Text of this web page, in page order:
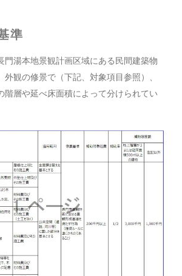
準
門湯本地景観計画区域にある民間建築物
外観の修景で（下記、対象項目参照）、
階層や延べ床面積によって分けられてい